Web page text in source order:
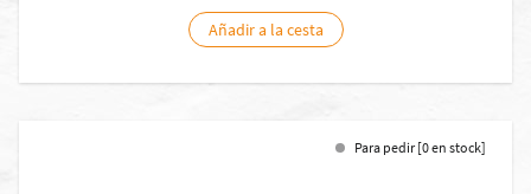
Añadir a la cesta
Para pedir [0 en stock]